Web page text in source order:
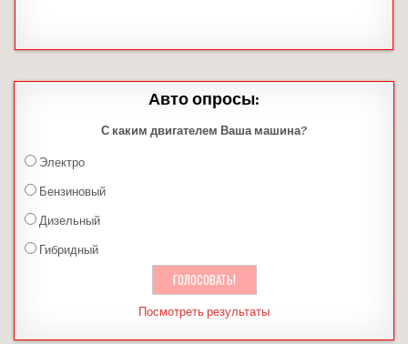
Авто опросы:
С каким двигателем Ваша машина?
Электро
Бензиновый
Дизельный
Гибридный
Посмотреть результаты